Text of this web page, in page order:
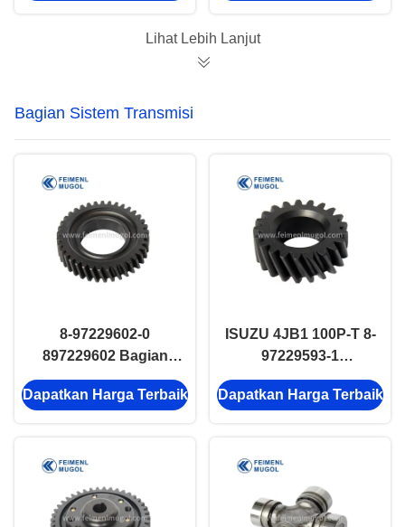
China IV Kendaraan
pendinginan yang
optimal
kinerja pendingin
Lihat Lebih Lanjut
Bagian Sistem Transmisi
8-97229602-0
897229602 Bagian
Otomotif Bridge Gear
ISUZU 4JB1 100P-T
Dapatkan Harga Terbaik
ISUZU 4JB1 100P-T 8-
97229593-1
897229593 Gear
poros engkol
Dapatkan Harga Terbaik